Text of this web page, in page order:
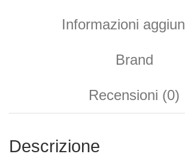
Informazioni
Brand
Recensioni (0)
Descrizione